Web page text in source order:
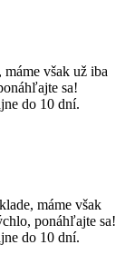
však už iba
sa!
do 10 dní.
máme však
ponáhľajte sa!
do 10 dní.